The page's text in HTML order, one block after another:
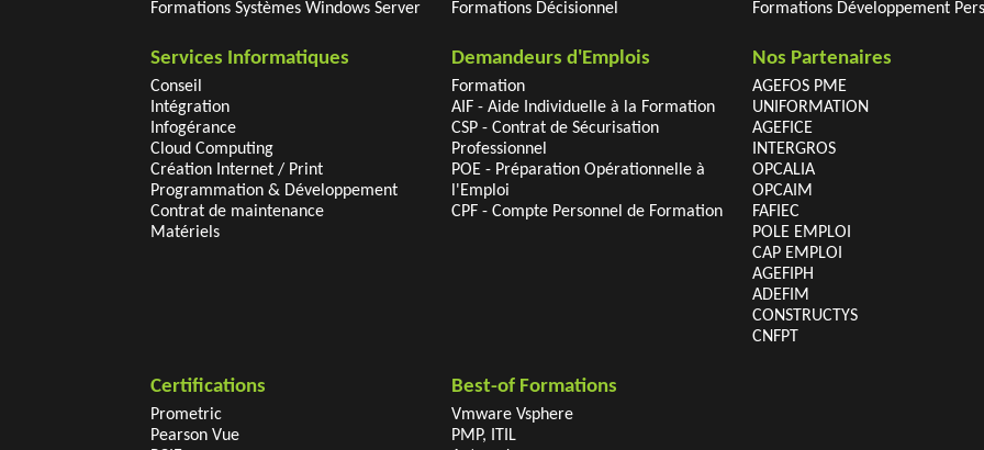
Formations Systèmes Windows Server
Formations Décisionnel
Formations Développement
Services Informatiques
Conseil
Intégration
Infogérance
Cloud Computing
Création Internet / Print
Programmation & Développement
Contrat de maintenance
Matériels
Demandeurs d'Emplois
Formation
AIF - Aide Individuelle à la Formation
CSP - Contrat de Sécurisation
Professionnel
POE - Préparation Opérationnelle à
l'Emploi
CPF - Compte Personnel de Formation
Nos Partenaires
AGEFOS PME
UNIFORMATION
AGEFICE
INTERGROS
OPCALIA
OPCAIM
FAFIEC
POLE EMPLOI
CAP EMPLOI
AGEFIPH
ADEFIM
CONSTRUCTYS
CNFPT
Certifications
Prometric
Pearson Vue
Best-of Formations
Vmware Vsphere
PMP, ITIL